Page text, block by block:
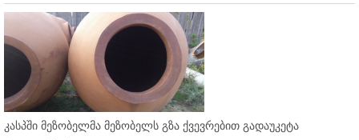
კასპში მეზობელმა მეზობელს გზა ქვევრებით გადაუკეტა